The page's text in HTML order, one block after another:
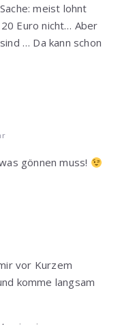
meist lohnt
Euro nicht… Aber
… Da kann schon
gönnen muss!
vor Kurzem
komme langsam